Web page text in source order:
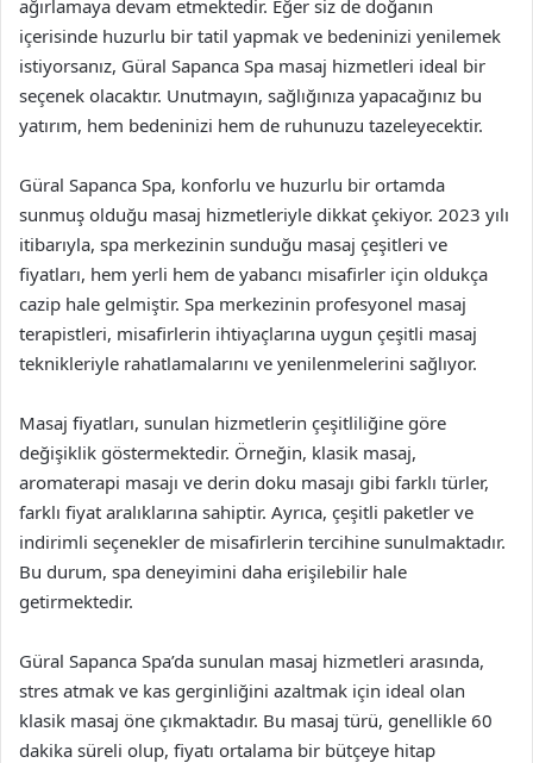
ağırlamaya devam etmektedir. Eğer siz de doğanın
içerisinde huzurlu bir tatil yapmak ve bedeninizi yenilemek
istiyorsanız, Güral Sapanca Spa masaj hizmetleri ideal bir
seçenek olacaktır. Unutmayın, sağlığınıza yapacağınız bu
yatırım, hem bedeninizi hem de ruhunuzu tazeleyecektir.
Güral Sapanca Spa, konforlu ve huzurlu bir ortamda
sunmuş olduğu masaj hizmetleriyle dikkat çekiyor. 2023 yılı
itibarıyla, spa merkezinin sunduğu masaj çeşitleri ve
fiyatları, hem yerli hem de yabancı misafirler için oldukça
cazip hale gelmiştir. Spa merkezinin profesyonel masaj
terapistleri, misafirlerin ihtiyaçlarına uygun çeşitli masaj
teknikleriyle rahatlamalarını ve yenilenmelerini sağlıyor.
Masaj fiyatları, sunulan hizmetlerin çeşitliliğine göre
değişiklik göstermektedir. Örneğin, klasik masaj,
aromaterapi masajı ve derin doku masajı gibi farklı türler,
farklı fiyat aralıklarına sahiptir. Ayrıca, çeşitli paketler ve
indirimli seçenekler de misafirlerin tercihine sunulmaktadır.
Bu durum, spa deneyimini daha erişilebilir hale
getirmektedir.
Güral Sapanca Spa’da sunulan masaj hizmetleri arasında,
stres atmak ve kas gerginliğini azaltmak için ideal olan
klasik masaj öne çıkmaktadır. Bu masaj türü, genellikle 60
dakika süreli olup, fiyatı ortalama bir bütçeye hitap